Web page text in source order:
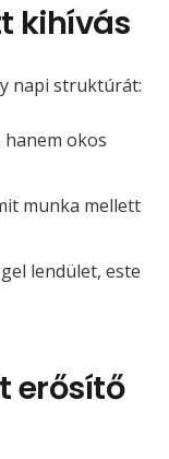
kihívás
napi struktúrát:
hanem okos
munka mellett
lendület, este
erősítő